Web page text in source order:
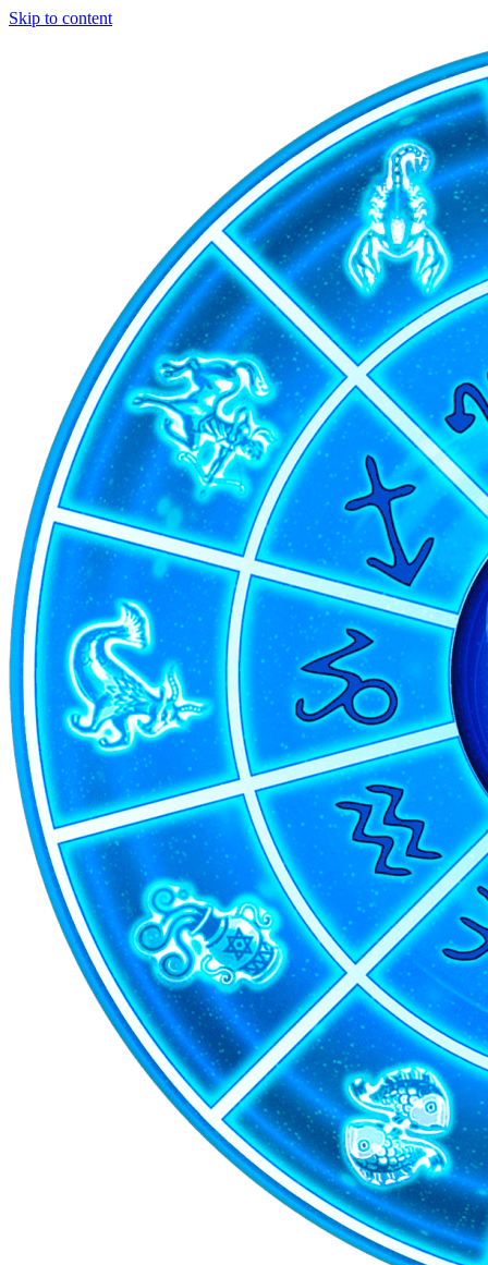
Skip to content